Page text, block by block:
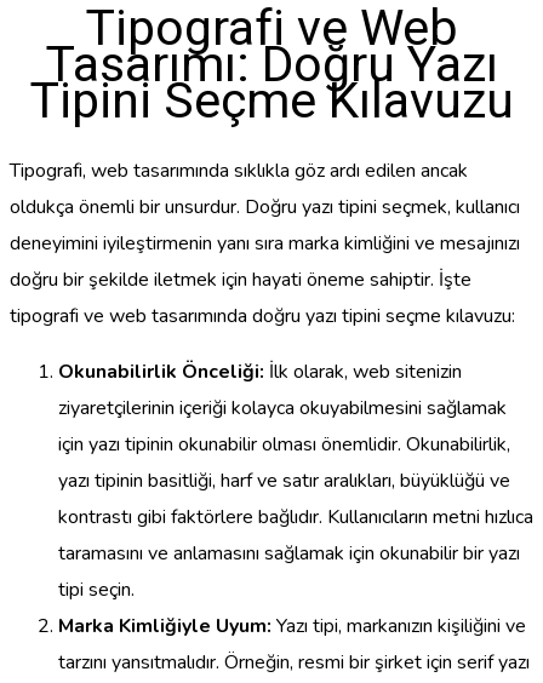
Tipografi ve Web
Tasarımı: Doğru Yazı
Tipini Seçme Kılavuzu
Tipografi, web tasarımında sıklıkla göz ardı edilen ancak
oldukça önemli bir unsurdur. Doğru yazı tipini seçmek, kullanıcı
deneyimini iyileştirmenin yanı sıra marka kimliğini ve mesajınızı
doğru bir şekilde iletmek için hayati öneme sahiptir. İşte
tipografi ve web tasarımında doğru yazı tipini seçme kılavuzu:
Okunabilirlik Önceliği: İlk olarak, web sitenizin
ziyaretçilerinin içeriği kolayca okuyabilmesini sağlamak
için yazı tipinin okunabilir olması önemlidir. Okunabilirlik,
yazı tipinin basitliği, harf ve satır aralıkları, büyüklüğü ve
kontrastı gibi faktörlere bağlıdır. Kullanıcıların metni hızlıca
taramasını ve anlamasını sağlamak için okunabilir bir yazı
tipi seçin.
Marka Kimliğiyle Uyum: Yazı tipi, markanızın kişiliğini ve
tarzını yansıtmalıdır. Örneğin, resmi bir şirket için serif yazı